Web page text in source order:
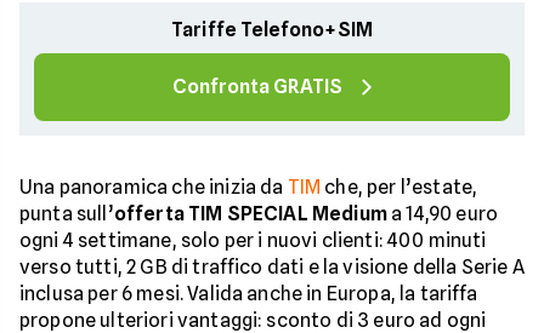
Tariffe Telefono+SIM
Confronta GRATIS
Una panoramica che inizia da TIM che, per l’estate,
punta sull’offerta TIM SPECIAL Mediuma 14,90 euro
ogni 4 settimane, solo per i nuovi clienti: 400 minuti
verso tutti, 2 GB di traffico dati e la visione della Serie A
inclusa per 6 mesi. Valida anche in Europa, la tariffa
propone ulteriori vantaggi: sconto di 3 euro ad ogni